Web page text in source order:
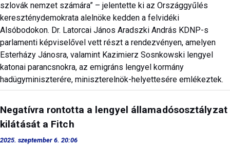
szlovák nemzet számára” – jelentette ki az Országgyűlés
kereszténydemokrata alelnöke kedden a felvidéki
Alsóbodokon. Dr. Latorcai János Aradszki András KDNP-s
parlamenti képviselővel vett részt a rendezvényen, amelyen
Esterházy Jánosra, valamint Kazimierz Sosnkowski lengyel
katonai parancsnokra, az emigráns lengyel kormány
hadügyminiszterére, miniszterelnök-helyettesére emlékeztek.
Negatívra rontotta a lengyel államadósosztályzat
kilátását a Fitch
2025. szeptember 6. 20:06